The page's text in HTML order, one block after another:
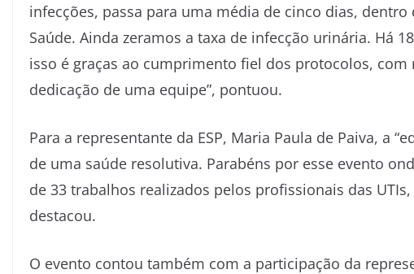
infecções, passa para uma média de cinco dias,
Saúde. Ainda zeramos a taxa de infecção urinária. Há
isso é graças ao cumprimento fiel dos protocolos,
dedicação de uma equipe”, pontuou.
Para a representante da ESP, Maria Paula de Paiva, a
de uma saúde resolutiva. Parabéns por esse evento
de 33 trabalhos realizados pelos profissionais das
destacou.
O evento contou também com a participação da